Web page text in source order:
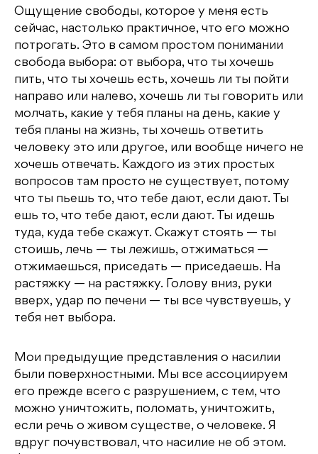
Ощущение свободы, которое у меня есть
сейчас, настолько практичное, что его можно
потрогать. Это в самом простом понимании
свобода выбора: от выбора, что ты хочешь
пить, что ты хочешь есть, хочешь ли ты пойти
направо или налево, хочешь ли ты говорить или
молчать, какие у тебя планы на день, какие у
тебя планы на жизнь, ты хочешь ответить
человеку это или другое, или вообще ничего не
хочешь отвечать. Каждого из этих простых
вопросов там просто не существует, потому
что ты пьешь то, что тебе дают, если дают. Ты
ешь то, что тебе дают, если дают. Ты идешь
туда, куда тебе скажут. Скажут стоять — ты
стоишь, лечь — ты лежишь, отжиматься —
отжимаешься, приседать — приседаешь. На
растяжку — на растяжку. Голову вниз, руки
вверх, удар по печени — ты все чувствуешь, у
тебя нет выбора.
Мои предыдущие представления о насилии
были поверхностными. Мы все ассоциируем
его прежде всего с разрушением, с тем, что
можно уничтожить, поломать, уничтожить,
если речь о живом существе, о человеке. Я
вдруг почувствовал, что насилие не об этом.